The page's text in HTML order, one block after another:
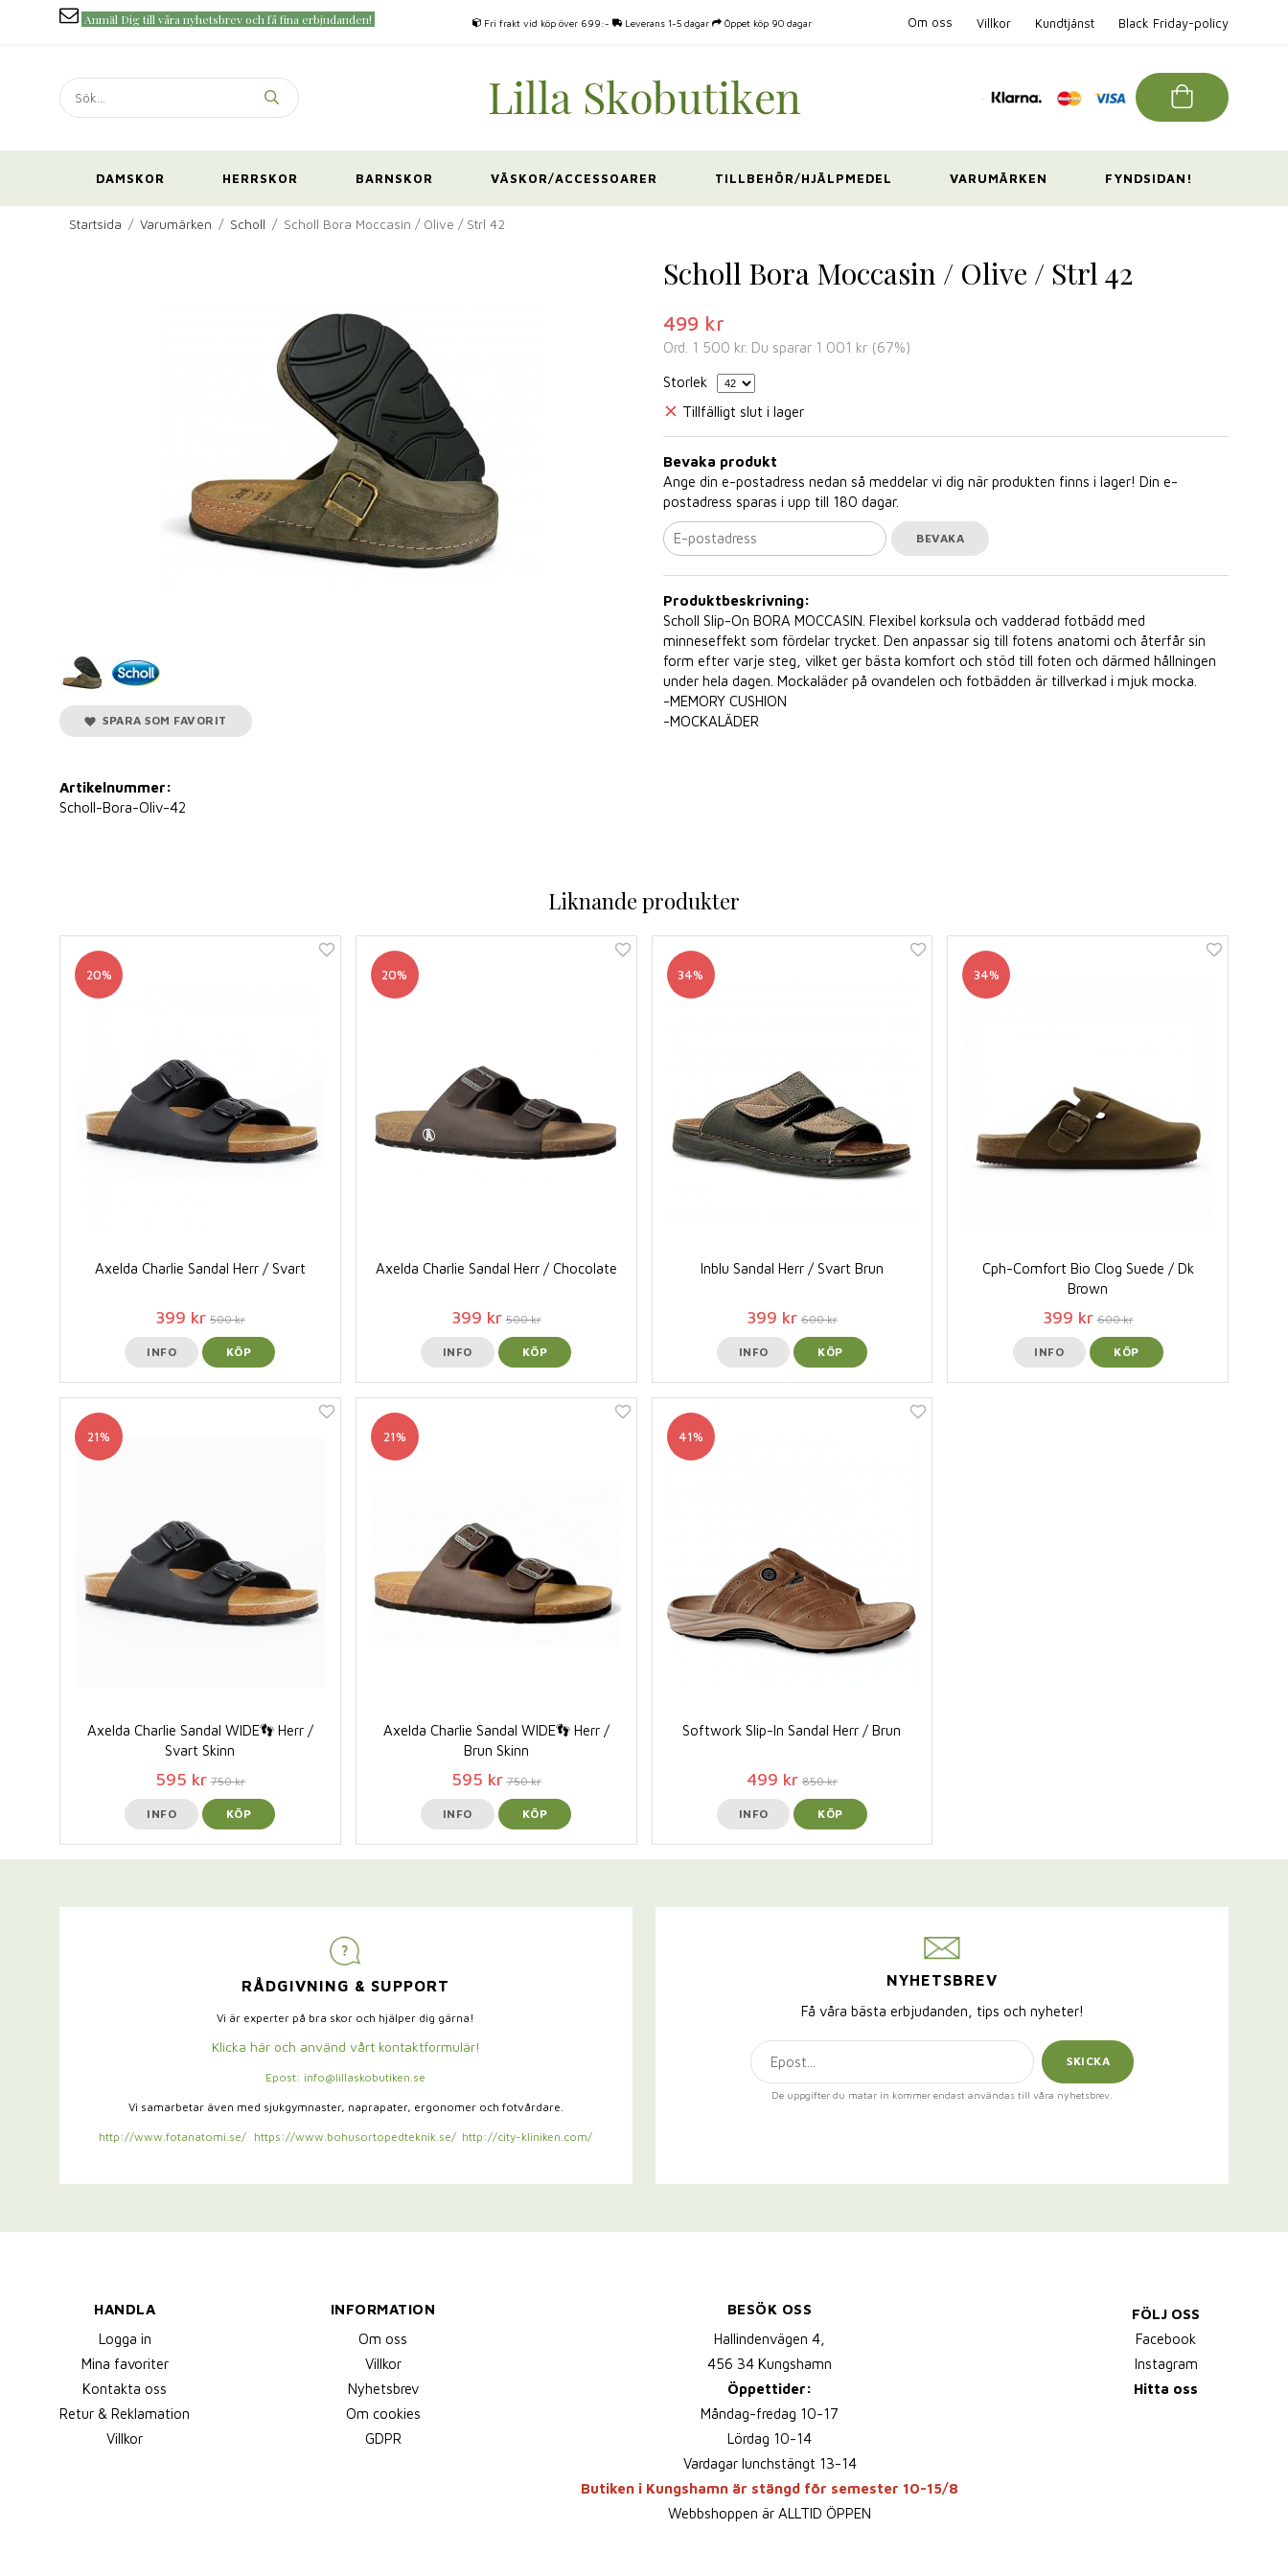
Anmäl Dig till våra nyhetsbrev och få fina erbjudanden! Fri frakt vid köp över 699:- Leverans 1-5 dagar Öppet köp 90 dagar Om oss Villkor Kundtjänst Black Friday-policy
DAMSKOR HERRSKOR BARNSKOR VÄSKOR/ACCESSOARER TILLBEHÖR/HJÄLPMEDEL VARUMÄRKEN FYNDSIDAN!
Startsida / Varumärken / Scholl / Scholl Bora Moccasin / Olive / Strl 42
Scholl Bora Moccasin / Olive / Strl 42
499 kr
Ord. 1 500 kr. Du sparar 1 001 kr (67%)
Storlek
Tillfälligt slut i lager
Bevaka produkt
Ange din e-postadress nedan så meddelar vi dig när produkten finns i lager! Din e-
postadress sparas i upp till 180 dagar.
BEVAKA
Produktbeskrivning:
Scholl Slip-On BORA MOCCASIN. Flexibel korksula och vadderad fotbädd med
minneseffekt som fördelar trycket. Den anpassar sig till fotens anatomi och återfår sin
form efter varje steg, vilket ger bästa komfort och stöd till foten och därmed hållningen
under hela dagen. Mockaläder på ovandelen och fotbädden är tillverkad i mjuk mocka.
-MEMORY CUSHION
-MOCKALÄDER
SPARA SOM FAVORIT
Artikelnummer:
Scholl-Bora-Oliv-42
Liknande produkter
20%
Axelda Charlie Sandal Herr / Svart
399 kr 500 kr
INFO KÖP
20%
Axelda Charlie Sandal Herr / Chocolate
399 kr 500 kr
INFO KÖP
34%
Inblu Sandal Herr / Svart Brun
399 kr 600 kr
INFO KÖP
34%
Cph-Comfort Bio Clog Suede / Dk
Brown
399 kr 600 kr
INFO KÖP
21%
Axelda Charlie Sandal WIDE👣 Herr /
Svart Skinn
595 kr 750 kr
INFO KÖP
21%
Axelda Charlie Sandal WIDE👣 Herr /
Brun Skinn
595 kr 750 kr
INFO KÖP
41%
Softwork Slip-In Sandal Herr / Brun
499 kr 850 kr
INFO KÖP
RÅDGIVNING & SUPPORT
Vi är experter på bra skor och hjälper dig gärna!
Klicka här och använd vårt kontaktformulär!
Epost: info@lillaskobutiken.se
Vi samarbetar även med sjukgymnaster, naprapater, ergonomer och fotvårdare.
http://www.fotanatomi.se/ https://www.bohusortopedteknik.se/ http://city-kliniken.com/
NYHETSBREV
Få våra bästa erbjudanden, tips och nyheter!
SKICKA
De uppgifter du matar in kommer endast användas till våra nyhetsbrev.
HANDLA
Logga in
Mina favoriter
Kontakta oss
Retur & Reklamation
Villkor
INFORMATION
Om oss
Villkor
Nyhetsbrev
Om cookies
GDPR
BESÖK OSS
Hallindenvägen 4,
456 34 Kungshamn
Öppettider:
Måndag-fredag 10-17
Lördag 10-14
Vardagar lunchstängt 13-14
Butiken i Kungshamn är stängd för semester 10-15/8
Webbshoppen är ALLTID ÖPPEN
FÖLJ OSS
Facebook
Instagram
Hitta oss